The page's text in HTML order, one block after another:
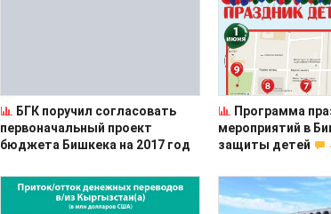
БГК поручил согласовать
первоначальный проект
бюджета Бишкека на 2017 год
Программа
мероприятий в
защиты детей